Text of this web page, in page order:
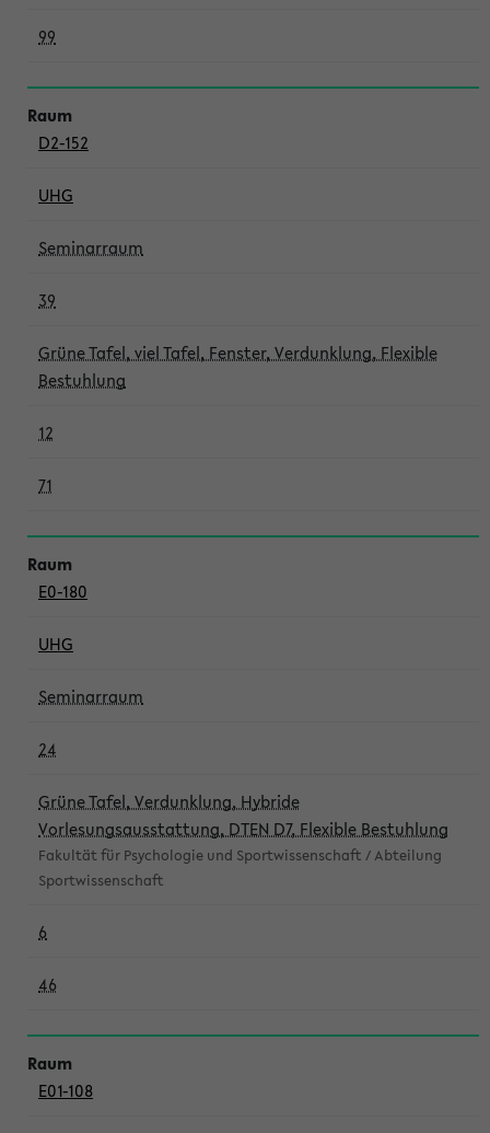
99
D2-152
UHG
Seminarraum
39
Grüne Tafel, viel Tafel, Fenster, Verdunklung, Flexible
Bestuhlung
12
71
E0-180
UHG
Seminarraum
24
Grüne Tafel, Verdunklung, Hybride
Vorlesungsausstattung, DTEN D7, Flexible Bestuhlung
Fakultät für Psychologie und Sportwissenschaft / Abteilung
Sportwissenschaft
6
46
E01-108